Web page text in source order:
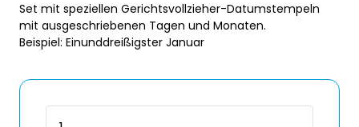
Set mit speziellen Gerichtsvollzieher-Datumstempeln
mit ausgeschriebenen Tagen und Monaten.
Beispiel: Einunddreißigster Januar